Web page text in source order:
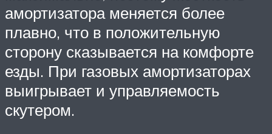
амортизатора меняется более
плавно, что в положительную
сторону сказывается на комфорте
езды. При газовых амортизаторах
выигрывает и управляемость
скутером.